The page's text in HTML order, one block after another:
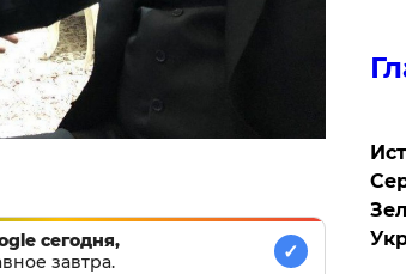
сегодня,
завтра.
✓